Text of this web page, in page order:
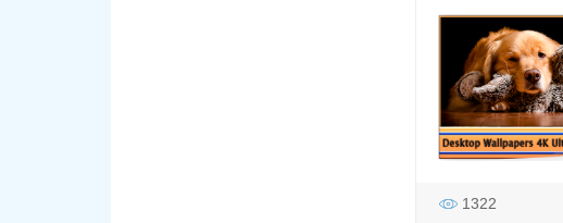
1322